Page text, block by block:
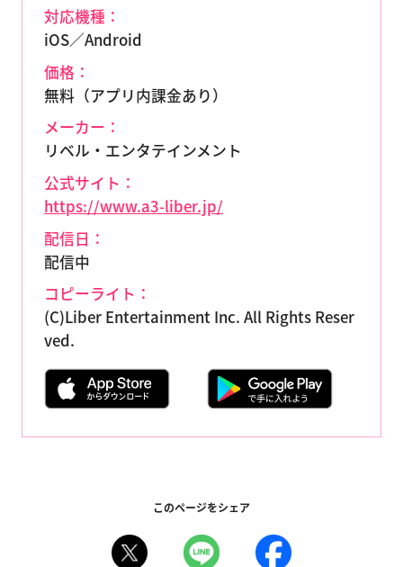
対応機種：
iOS／Android
価格：
無料（アプリ内課金あり）
メーカー：
リベル・エンタテインメント
公式サイト：
https://www.a3-liber.jp/
配信日：
配信中
コピーライト：
(C)Liber Entertainment Inc. All Rights Reser
ved.
このページをシェア